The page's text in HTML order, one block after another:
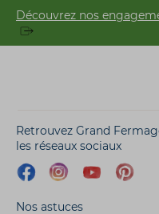
Découvrez nos
Retrouvez Grand
les réseaux sociaux
Nos astuces